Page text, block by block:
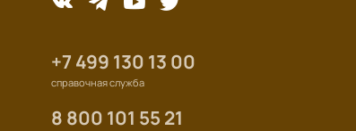
+7 499 130 13 00
справочная служба
8 800 101 55 21